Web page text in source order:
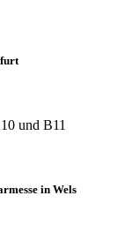
und B11
in Wels